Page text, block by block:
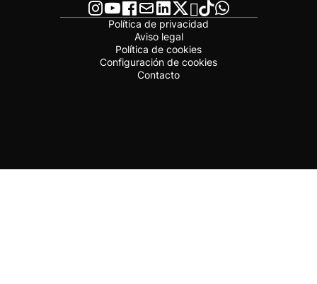
Política de privacidad
Aviso legal
Política de cookies
Configuración de cookies
Contacto